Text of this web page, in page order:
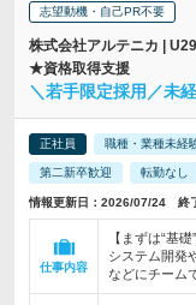
志望動機・自己PR不要
株式会社アルテニカ |
★資格取得支援
＼若手限定採用／未
正社員 職種・業種未経
第二新卒歓迎 転勤なし
情報更新日：2026/07/24 終
仕事内容
【まずは“基
システム開発
などにチーム